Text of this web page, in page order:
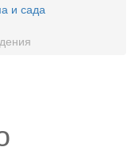
и сада